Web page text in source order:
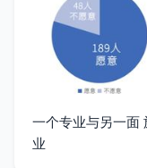
一个专业与另一面
业